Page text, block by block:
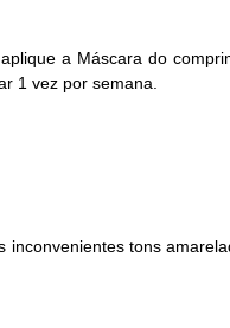
a Máscara do
1 vez por semana.
tons